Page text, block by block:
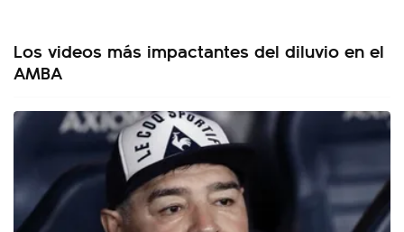
Los videos más impactantes del diluvio en el
AMBA